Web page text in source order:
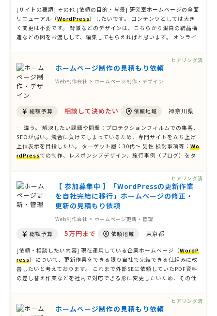
[サイトの種類] その他 [依頼の目的・背景] 研究室ホームページの全面
リニューアル（WordPress）したいです。 コンテンツとしては大き
く変更は不要です。 背景などのデザインは、こちらから蛋白の結晶構
造などの図をお渡しして、編集してもらえればと思います。 オンライ
ホームページ制作の見積もり依頼
Web制作会社 > ホームページ制作・デザイン
総額予算 相談して決めたい 依頼地域 神奈川県
… 違う。 解決したい課題や問題：プロテクションフィルムでの集客、
SEOが弱い。競合に負けてしまっているため、専門サイトを立ち上げ
上位表示を目指したい。 ターゲット層：30代〜 男性 検討事項等：Wo
rdPressでの制作、レスポンシブデザイン、施行事例（ブログ）をタ
ヒアリング済
【 参加募集中 】「WordPressの更新作業
を自社完結に移行」ホームページの修正・
更新の見積もり依頼
Web制作会社 > ホームページ更新・管理
総額予算 5万円まで 依頼地域 東京都
[依頼・相談したい内容] 現在運用している企業ホームページ（WordP
ress）について、更新作業をできる限り自社で完結できる仕組みに改
善したいと考えております。 これまで外部SEに依頼していたPDF資料
の差し替え作業などを社内で対応できる形に変更したいため、その仕
ヒアリング済
ホームページ制作の見積もり依頼
ヒアリング済